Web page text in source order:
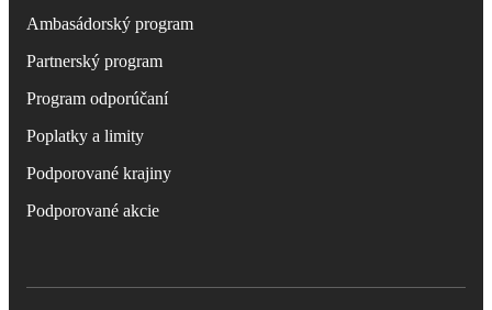
Ambasádorský program
Partnerský program
Program odporúčaní
Poplatky a limity
Podporované krajiny
Podporované akcie